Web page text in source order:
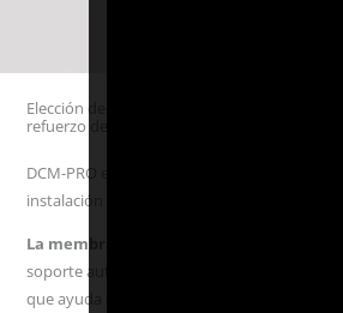
Elección de membranas de
refuerzo de vellón
DCM-PRO está disponible con dos
instalación de calefacción por suelo
La membrana DCM-PRO autoadhesiva
soporte autoadhesivo que se adhiere
que ayuda a mantener la altura del suelo lo